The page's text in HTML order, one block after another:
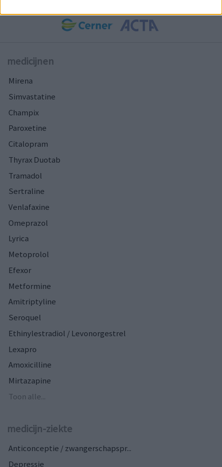
medicijnen
Mirena
Simvastatine
Champix
Paroxetine
Citalopram
Thyrax Duotab
Tramadol
Sertraline
Venlafaxine
Omeprazol
Lyrica
Metoprolol
Efexor
Metformine
Amitriptyline
Seroquel
Ethinylestradiol / Levonorgestrel
Lexapro
Amoxicilline
Mirtazapine
Toon alle...
medicijn-ziekte
Anticonceptie / zwangerschapspr...
Depressie